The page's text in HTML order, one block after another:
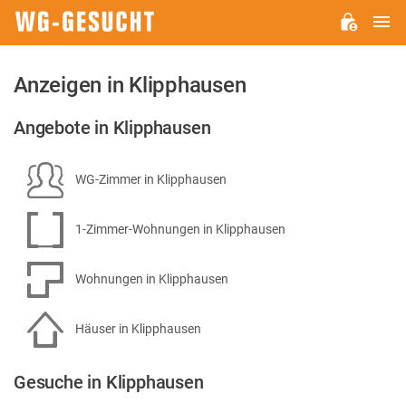
Anzeigen in Klipphausen
Angebote in Klipphausen
WG-Zimmer in Klipphausen
1-Zimmer-Wohnungen in Klipphausen
Wohnungen in Klipphausen
Häuser in Klipphausen
Gesuche in Klipphausen